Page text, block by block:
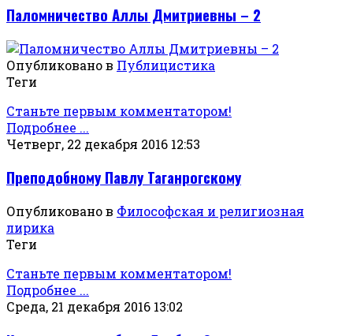
Паломничество Аллы Дмитриевны – 2
Опубликовано в Публицистика
Теги
Станьте первым комментатором!
Подробнее ...
Четверг, 22 декабря 2016 12:53
Преподобному Павлу Таганрогскому
Опубликовано в Философская и религиозная
лирика
Теги
Станьте первым комментатором!
Подробнее ...
Среда, 21 декабря 2016 13:02